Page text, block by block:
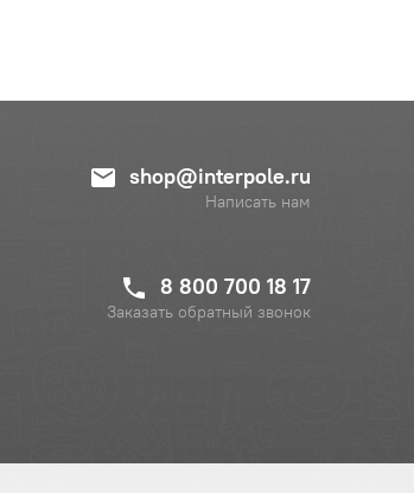
shop@interpole.ru
Написать нам
8 800 700 18 17
Заказать обратный звонок